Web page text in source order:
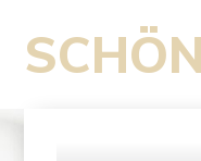
Inhalt
springen